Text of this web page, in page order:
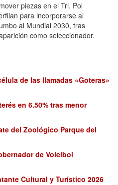
piezas en el Tri. Pol
para incorporarse al
al Mundial 2030, tras
como seleccionador.
de las llamadas «Goteras»
en 6.50% tras menor
del Zoológico Parque del
de Voleibol
Cultural y Turístico 2026